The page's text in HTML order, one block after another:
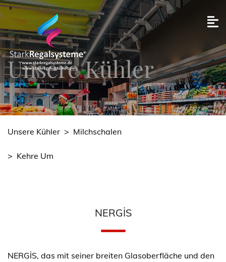
Unsere Kühler
Unsere Kühler > Milchschalen
> Kehre Um
NERGIS
NERGİS, das mit seiner breiten Glasoberfläche und den